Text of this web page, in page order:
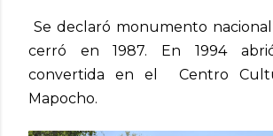
Se declaró monumento nacional
cerró en 1987. En 1994
convertida en el Centro
Mapocho.